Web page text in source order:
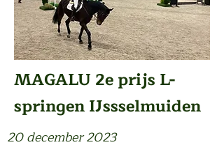
MAGALU 2e prijs L-
springen IJssselmuiden
20 december 2023